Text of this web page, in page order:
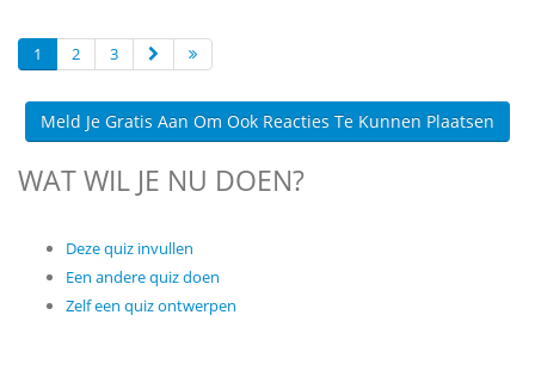
1 2 3
Meld Je Gratis Aan Om Ook Reacties Te Kunnen Plaatsen
WAT WIL JE NU DOEN?
Deze quiz invullen
Een andere quiz doen
Zelf een quiz ontwerpen